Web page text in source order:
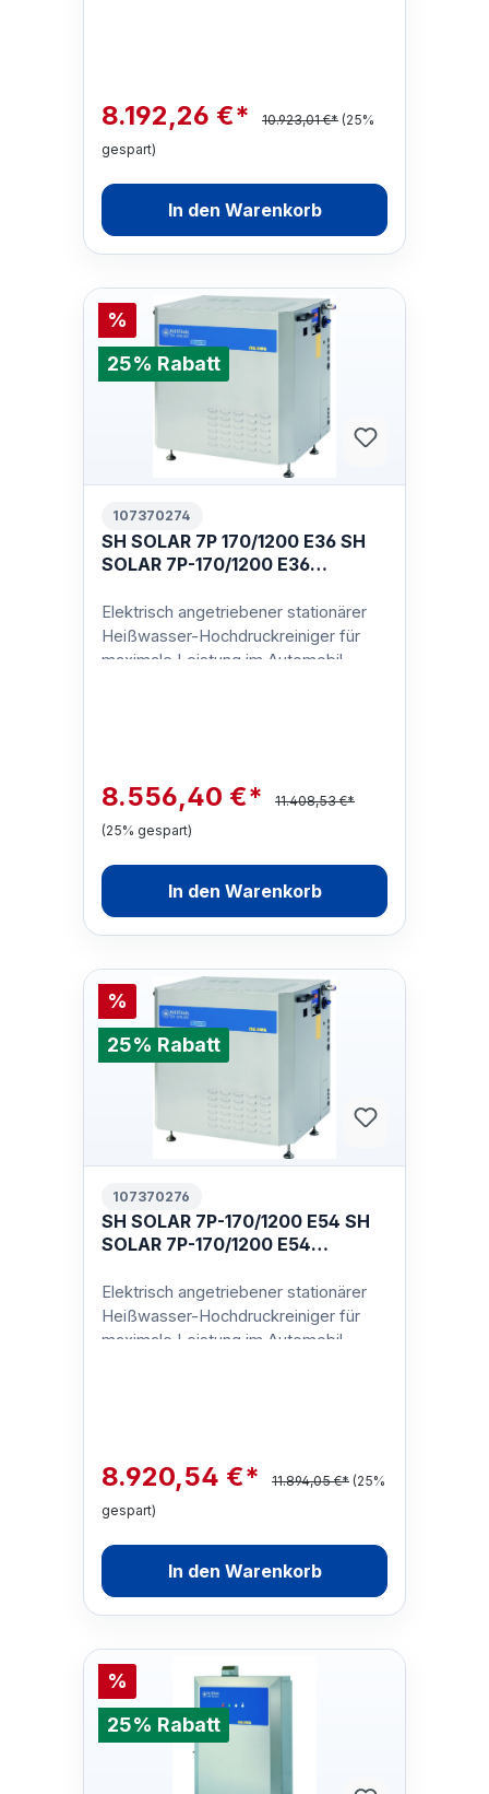
8.192,26 €* 10.923,01 €* (25%
gespart)
In den Warenkorb
%
25% Rabatt
107370274
SH SOLAR 7P 170/1200 E36 SH
SOLAR 7P-170/1200 E36
Elektrisch angetriebener stationärer
Heißwasser-Hochdruckreiniger für
maximale Leistung im Automobil-,
8.556,40 €*
11.408,53 €*
(25% gespart)
In den Warenkorb
%
25% Rabatt
107370276
SH SOLAR 7P-170/1200 E54 SH
SOLAR 7P-170/1200 E54
Elektrisch angetriebener stationärer
Heißwasser-Hochdruckreiniger für
maximale Leistung im Automobil-,
8.920,54 €* 11.894,05 €* (25%
gespart)
In den Warenkorb
%
25% Rabatt